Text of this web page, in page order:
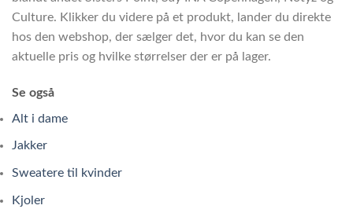
Culture. Klikker du videre på et produkt, lander du direkte
hos den webshop, der sælger det, hvor du kan se den
aktuelle pris og hvilke størrelser der er på lager.
Se også
Alt i dame
Jakker
Sweatere til kvinder
Kjoler